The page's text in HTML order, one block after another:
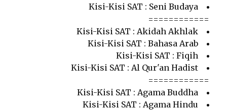
Kisi-Kisi SAT : Seni Budaya
============
Kisi-Kisi SAT : Akidah Akhlak
Kisi-Kisi SAT : Bahasa Arab
Kisi-Kisi SAT : Fiqih
Kisi-Kisi SAT : Al Qur'an Hadist
============
Kisi-Kisi SAT : Agama Buddha
Kisi-Kisi SAT : Agama Hindu